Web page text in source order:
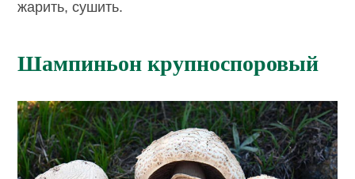
жарить, сушить.
Шампиньон крупноспоровый